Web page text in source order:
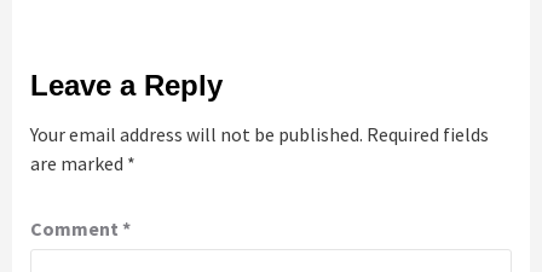
Leave a Reply
Your email address will not be published. Required fields
are marked *
Comment *